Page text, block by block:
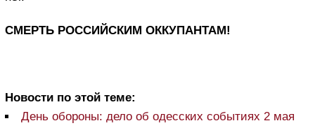
СМЕРТЬ РОССИЙСКИМ ОККУПАНТАМ!
Новости по этой теме:
День обороны: дело об одесских событиях 2 мая